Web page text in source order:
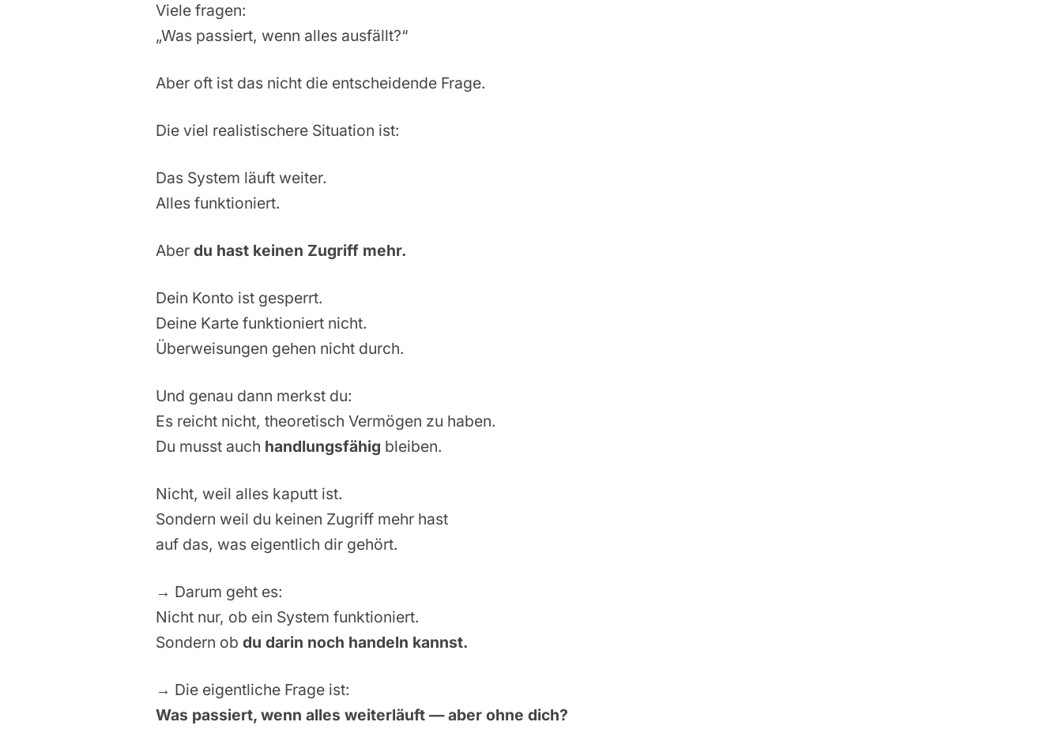
Viele fragen:
„Was passiert, wenn alles ausfällt?“
Aber oft ist das nicht die entscheidende Frage.
Die viel realistischere Situation ist:
Das System läuft weiter.
Alles funktioniert.
Aber du hast keinen Zugriff mehr.
Dein Konto ist gesperrt.
Deine Karte funktioniert nicht.
Überweisungen gehen nicht durch.
Und genau dann merkst du:
Es reicht nicht, theoretisch Vermögen zu haben.
Du musst auch handlungsfähig bleiben.
Nicht, weil alles kaputt ist.
Sondern weil du keinen Zugriff mehr hast
auf das, was eigentlich dir gehört.
→ Darum geht es:
Nicht nur, ob ein System funktioniert.
Sondern ob du darin noch handeln kannst.
→ Die eigentliche Frage ist:
Was passiert, wenn alles weiterläuft — aber ohne dich?